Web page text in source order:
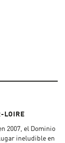
LOIRE
2007, el Dominio
ineludible en